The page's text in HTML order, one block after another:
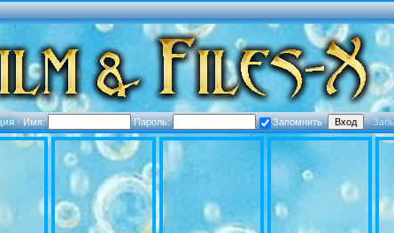
·Имя: Пароль: Запомнить ·